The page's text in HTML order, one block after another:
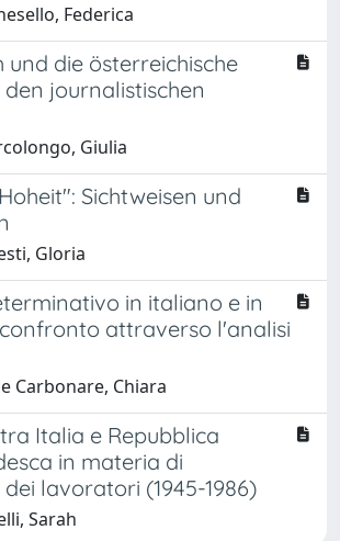
Federica
und die österreichische
journalistischen
Giulia
Sichtweisen und
Gloria
in italiano e in
attraverso l'analisi
Carbonare, Chiara
Italia e Repubblica
in materia di
lavoratori (1945-1986)
Sarah